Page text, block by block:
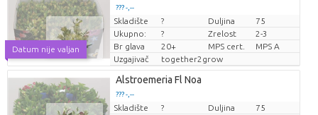
Datum nije valjan
??? -,--
Cijena po komadu
Skladište ? Duljina
75
Ukupno:
? Zrelost
2-3
Br glava
20+ MPS cert.
MPS A
Uzgajivač
together2grow
Alstroemeria Fl Noa
??? -,--
Cijena po komadu
Skladište ? Duljina
75